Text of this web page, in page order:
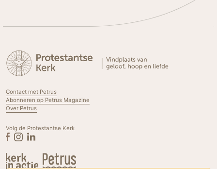
Contact met Petrus
Abonneren op Petrus Magazine
Over Petrus
Volg de Protestantse Kerk